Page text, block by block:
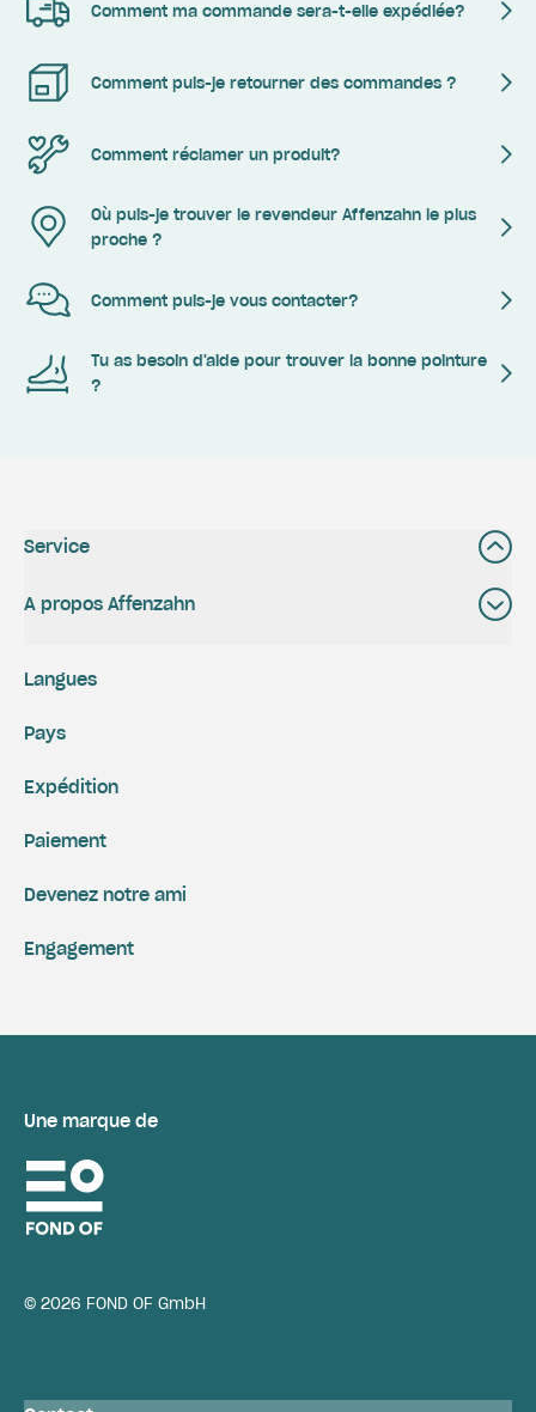
Comment ma commande sera-t-elle expédiée?
Comment puis-je retourner des commandes ?
Comment réclamer un produit?
Où puis-je trouver le revendeur Affenzahn le plus
proche ?
Comment puis-je vous contacter?
Tu as besoin d'aide pour trouver la bonne pointure
?
Service
A propos Affenzahn
Expédition
Paiement
Engagement
Devenez notre ami
Langues
Pays
Une marque de
© 2026 FOND OF GmbH